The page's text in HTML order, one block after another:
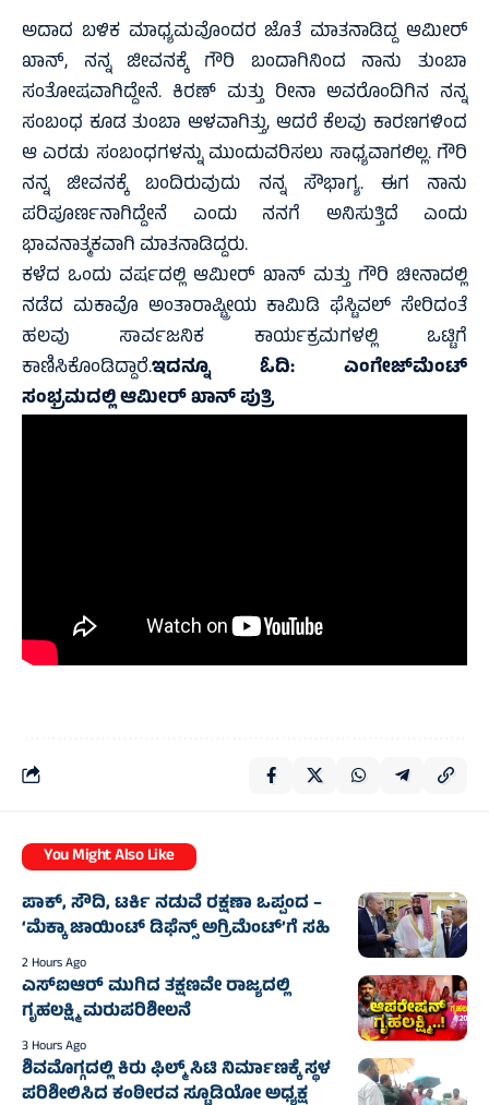
ಅದಾದ ಬಳಿಕ ಮಾಧ್ಯಮವೊಂದರ ಜೊತೆ ಮಾತನಾಡಿದ್ದ ಆಮೀರ್
ಖಾನ್, ನನ್ನ ಜೀವನಕ್ಕೆ ಗೌರಿ ಬಂದಾಗಿನಿಂದ ನಾನು ತುಂಬಾ
ಸಂತೋಷವಾಗಿದ್ದೇನೆ. ಕಿರಣ್ ಮತ್ತು ರೀನಾ ಅವರೊಂದಿಗಿನ ನನ್ನ
ಸಂಬಂಧ ಕೂಡ ತುಂಬಾ ಆಳವಾಗಿತ್ತು, ಆದರೆ ಕೆಲವು ಕಾರಣಗಳಿಂದ
ಆ ಎರಡು ಸಂಬಂಧಗಳನ್ನು ಮುಂದುವರಿಸಲು ಸಾಧ್ಯವಾಗಲಿಲ್ಲ. ಗೌರಿ
ನನ್ನ ಜೀವನಕ್ಕೆ ಬಂದಿರುವುದು ನನ್ನ ಸೌಭಾಗ್ಯ. ಈಗ ನಾನು
ಪರಿಪೂರ್ಣನಾಗಿದ್ದೇನೆ ಎಂದು ನನಗೆ ಅನಿಸುತ್ತಿದೆ ಎಂದು
ಭಾವನಾತ್ಮಕವಾಗಿ ಮಾತನಾಡಿದ್ದರು.
ಕಳೆದ ಒಂದು ವರ್ಷದಲ್ಲಿ ಆಮೀರ್ ಖಾನ್ ಮತ್ತು ಗೌರಿ ಚೀನಾದಲ್ಲಿ
ನಡೆದ ಮಕಾವೊ ಅಂತಾರಾಷ್ಟ್ರೀಯ ಕಾಮಿಡಿ ಫೆಸ್ಟಿವಲ್ ಸೇರಿದಂತೆ
ಹಲವು ಸಾರ್ವಜನಿಕ ಕಾರ್ಯಕ್ರಮಗಳಲ್ಲಿ ಒಟ್ಟಿಗೆ
ಕಾಣಿಸಿಕೊಂಡಿದ್ದಾರೆ.ಇದನ್ನೂ ಓದಿ: ಎಂಗೇಜ್‌ಮೆಂಟ್‌
ಸಂಭ್ರಮದಲ್ಲಿ ಆಮೀರ್‌ ಖಾನ್‌ ಪುತ್ರಿ
You Might Also Like
ಪಾಕ್, ಸೌದಿ, ಟರ್ಕಿ ನಡುವೆ ರಕ್ಷಣಾ ಒಪ್ಪಂದ –
‘ಮೆಕ್ಕಾ ಜಾಯಿಂಟ್ ಡಿಫೆನ್ಸ್ ಅಗ್ರಿಮೆಂಟ್’ಗೆ ಸಹಿ
2 Hours Ago
ಎಸ್‌ಐಆರ್ ಮುಗಿದ ತಕ್ಷಣವೇ ರಾಜ್ಯದಲ್ಲಿ
ಗೃಹಲಕ್ಷ್ಮಿ ಮರುಪರಿಶೀಲನೆ
3 Hours Ago
ಶಿವಮೊಗ್ಗದಲ್ಲಿ ಕಿರು ಫಿಲ್ಮ್ ಸಿಟಿ ನಿರ್ಮಾಣಕ್ಕೆ ಸ್ಥಳ
ಪರಿಶೀಲಿಸಿದ ಕಂಠೀರವ ಸ್ಟೂಡಿಯೋ ಅಧ್ಯಕ್ಷ